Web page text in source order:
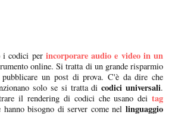
i codici per incorporare audio e video in un
online. Si tratta di un grande risparmio
un post di prova. C'è da dire che
solo se si tratta dicodici universali.
il rendering di codici che usano dei tag
bisogno di server come nellinguaggio